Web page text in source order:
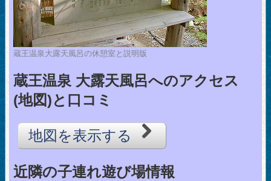
蔵王温泉大露天風呂の休憩室と説明版
蔵王温泉 大露天風呂へのアクセス
(地図)と口コミ
地図を表示する
近隣の子連れ遊び場情報